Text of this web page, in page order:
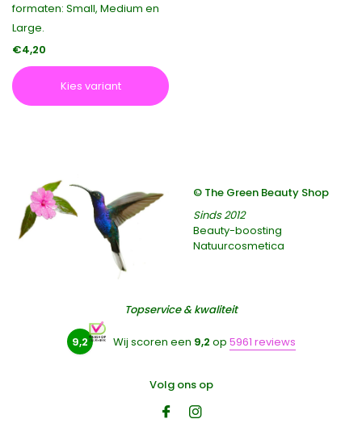
formaten: Small, Medium en
Large.
€4,20
Kies variant
© The Green Beauty Shop
Sinds 2012
Beauty-boosting
Natuurcosmetica
Topservice & kwaliteit
9,2 Wij scoren een 9,2 op 5961 reviews
Volg ons op